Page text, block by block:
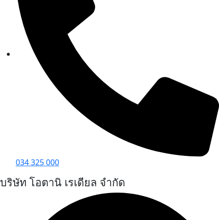
034 325 000
บริษัท โอตานิ เรเดียล จำกัด